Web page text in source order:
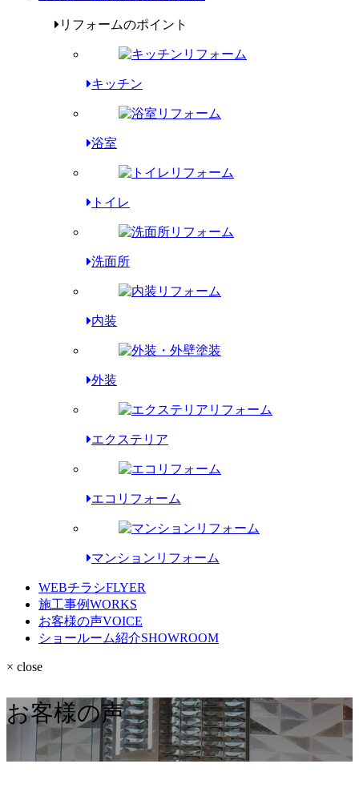
リフォームのポイント
キッチン
浴室
トイレ
洗面所
内装
外装
エクステリア
エコリフォーム
マンションリフォーム
WEBチラシFLYER
施工事例WORKS
お客様の声VOICE
ショールーム紹介SHOWROOM
× close
お客様の声